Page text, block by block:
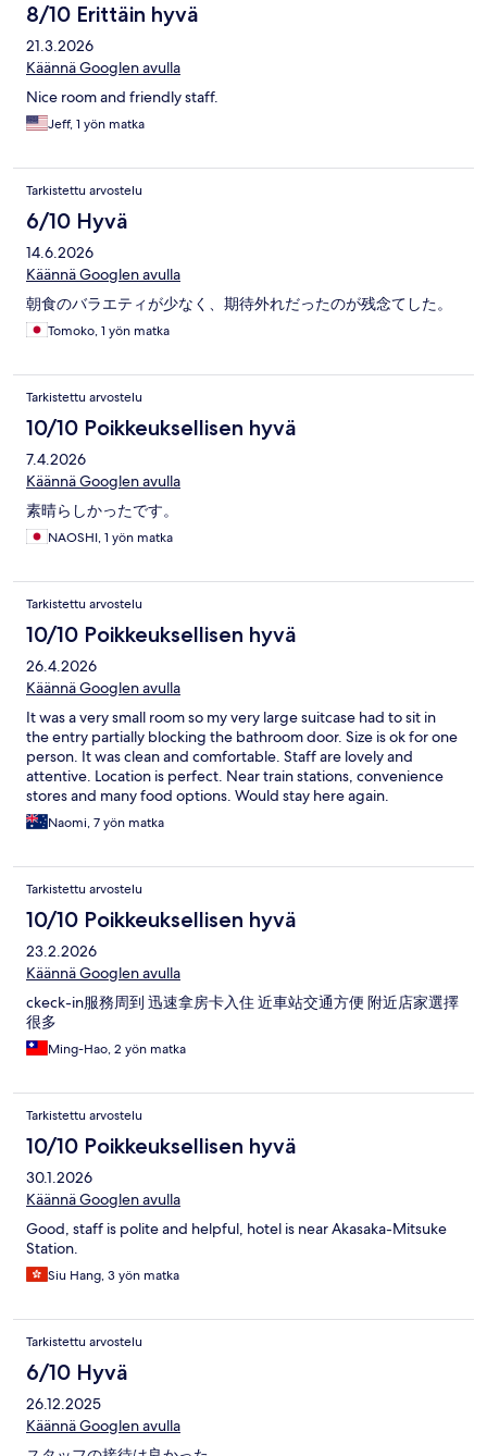
8/10 Erittäin hyvä
21.3.2026
Käännä Googlen avulla
Nice room and friendly staff.
Jeff, 1 yön matka
Tarkistettu arvostelu
6/10 Hyvä
14.6.2026
Käännä Googlen avulla
朝食のバラエティが少なく、期待外れだったのが残念てした。
Tomoko, 1 yön matka
Tarkistettu arvostelu
10/10 Poikkeuksellisen hyvä
7.4.2026
Käännä Googlen avulla
素晴らしかったです。
NAOSHI, 1 yön matka
Tarkistettu arvostelu
10/10 Poikkeuksellisen hyvä
26.4.2026
Käännä Googlen avulla
It was a very small room so my very large suitcase had to sit in
the entry partially blocking the bathroom door. Size is ok for one
person. It was clean and comfortable. Staff are lovely and
attentive. Location is perfect. Near train stations, convenience
stores and many food options. Would stay here again.
Naomi, 7 yön matka
Tarkistettu arvostelu
10/10 Poikkeuksellisen hyvä
23.2.2026
Käännä Googlen avulla
ckeck-in服務周到 迅速拿房卡入住 近車站交通方便 附近店家選擇
很多
Ming-Hao, 2 yön matka
Tarkistettu arvostelu
10/10 Poikkeuksellisen hyvä
30.1.2026
Käännä Googlen avulla
Good, staff is polite and helpful, hotel is near Akasaka-Mitsuke
Station.
Siu Hang, 3 yön matka
Tarkistettu arvostelu
6/10 Hyvä
26.12.2025
Käännä Googlen avulla